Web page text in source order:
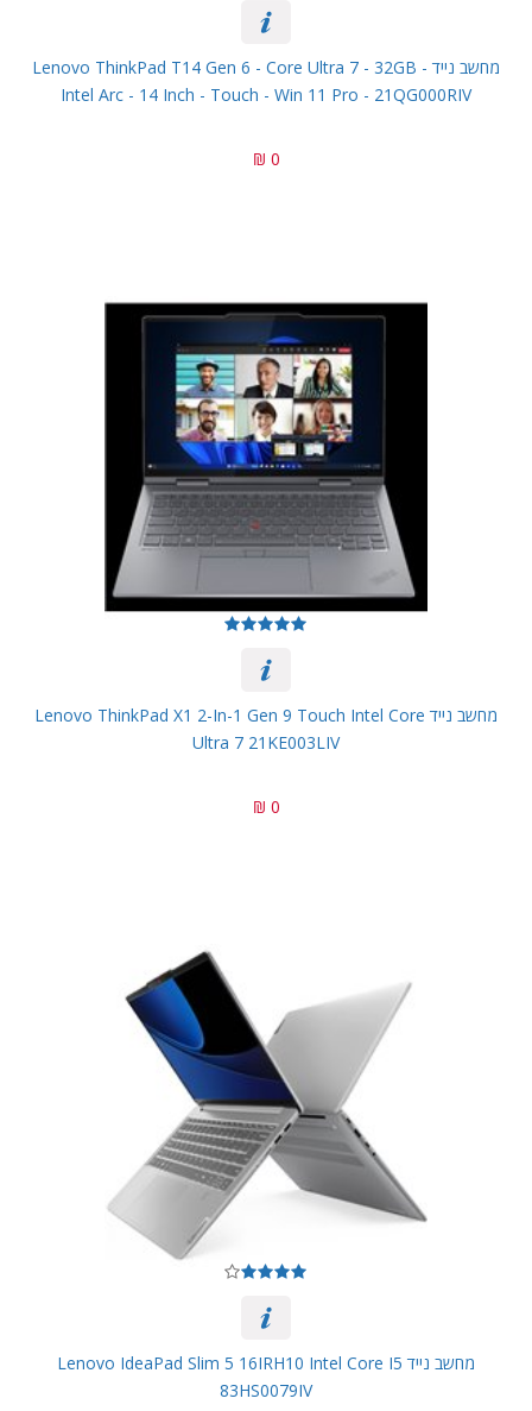
מחשב נייד Lenovo ThinkPad T14 Gen 6 - Core Ultra 7 - 32GB -
Intel Arc - 14 Inch - Touch - Win 11 Pro - 21QG000RIV
0 ₪
מחשב נייד Lenovo ThinkPad X1 2-In-1 Gen 9 Touch Intel Core
Ultra 7 21KE003LIV
0 ₪
מחשב נייד Lenovo IdeaPad Slim 5 16IRH10 Intel Core I5
83HS0079IV